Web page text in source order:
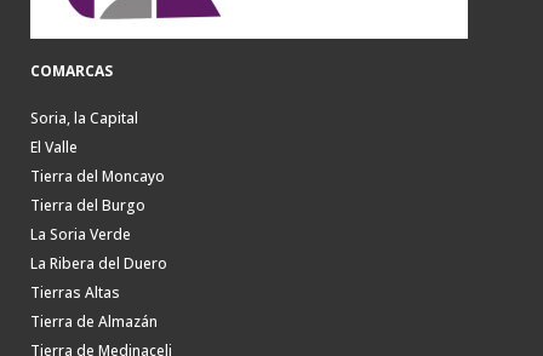
COMARCAS
Soria, la Capital
El Valle
Tierra del Moncayo
Tierra del Burgo
La Soria Verde
La Ribera del Duero
Tierras Altas
Tierra de Almazán
Tierra de Medinaceli